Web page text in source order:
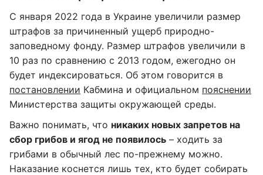
С января 2022 года в Украине увеличили размер
штрафов за причиненный ущерб природно-
заповедному фонду. Размер штрафов увеличили в
10 раз по сравнению с 2013 годом, ежегодно он
будет индексироваться. Об этом говорится в
постановлении Кабмина и официальном пояснении
Министерства защиты окружающей среды.
Важно понимать, что никаких новых запретов на
сбор грибов и ягод не появилось – ходить за
грибами в обычный лес по-прежнему можно.
Наказание коснется лишь тех, кто будет собирать